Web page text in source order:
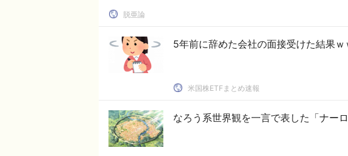
脱亜論
5年前に辞めた会社の面接受けた結果ｗ
米国株ETFまとめ速報
なろう系世界観を一言で表した「ナー